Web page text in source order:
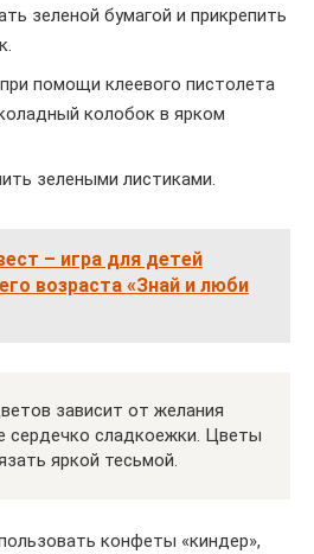
зеленой бумагой и прикрепить
помощи клеевого пистолета
колобок в ярком
зелеными листиками.
– игра для детей
возраста «Знай и люби
зависит от желания
сердечко сладкоежки. Цветы
яркой тесьмой.
конфеты «киндер»,